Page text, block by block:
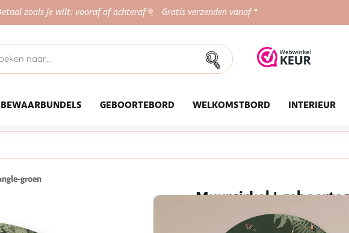
zoals je wilt: vooraf of achteraf Gratis verzenden vanaf *
BEWAARBUNDELS GEBOORTEBORD WELKOMSTBORD INTERIEUR
groen
Muurcirkel |
Met een muurcirkel geef je de